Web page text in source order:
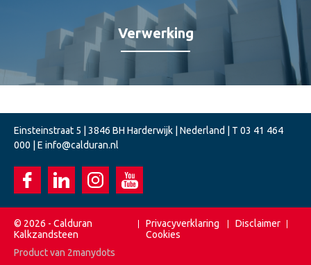
Verwerking
Einsteinstraat 5 | 3846 BH Harderwijk | Nederland | T 03 41 464
000 | E info@calduran.nl
© 2026 - Calduran
Kalkzandsteen
Privacyverklaring
Disclaimer
Cookies
Product van 2manydots